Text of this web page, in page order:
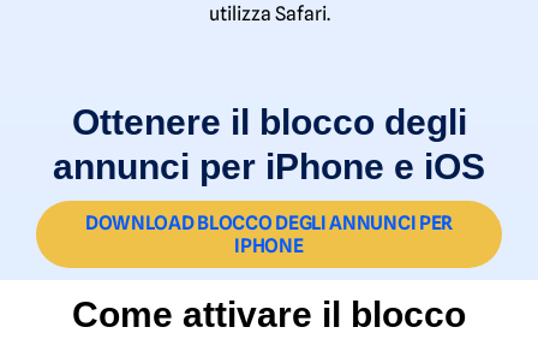
utilizza Safari.
Ottenere il blocco degli
annunci per iPhone e iOS
DOWNLOAD BLOCCO DEGLI ANNUNCI PER
IPHONE
Come attivare il blocco